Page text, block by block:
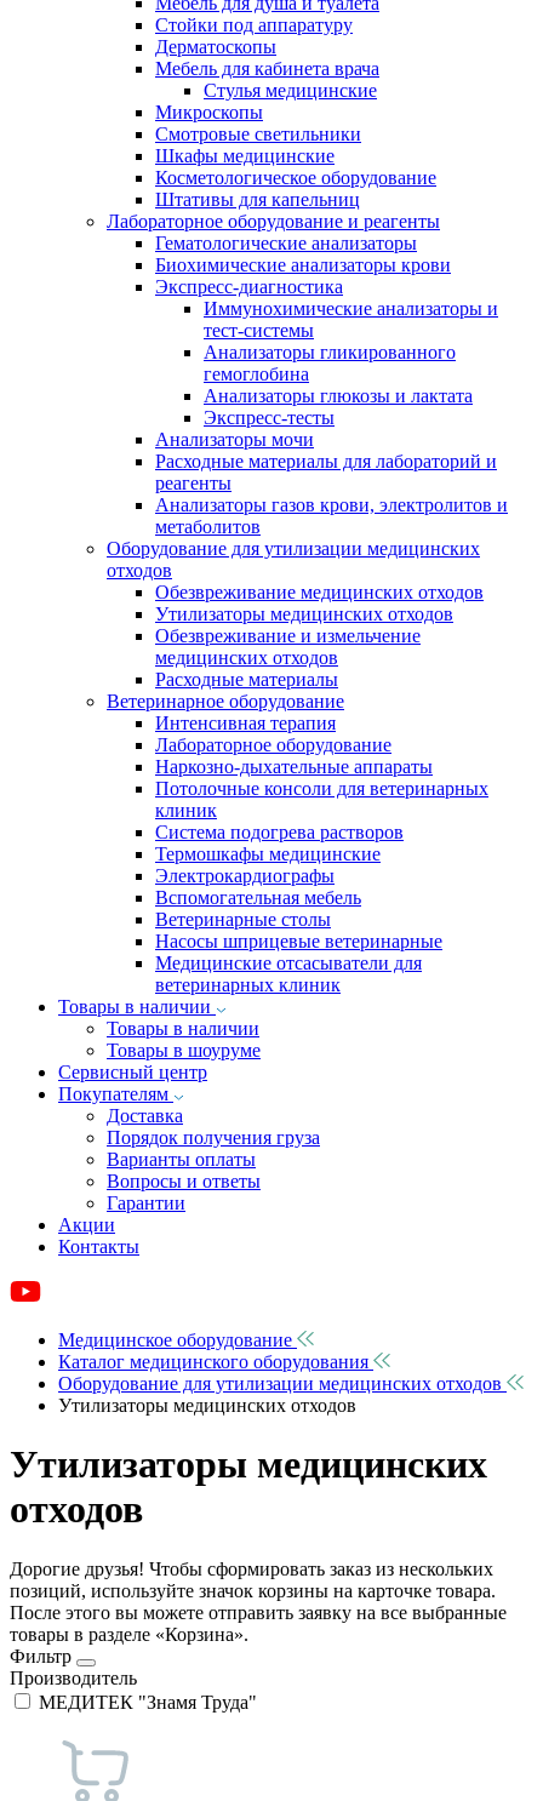
Стойки под аппаратуру
Дерматоскопы
Мебель для кабинета врача
Стулья медицинские
Микроскопы
Смотровые светильники
Шкафы медицинские
Косметологическое оборудование
Штативы для капельниц
Лабораторное оборудование и реагенты
Гематологические анализаторы
Биохимические анализаторы крови
Экспресс-диагностика
Иммунохимические анализаторы и
тест-системы
Анализаторы гликированного
гемоглобина
Анализаторы глюкозы и лактата
Экспресс-тесты
Анализаторы мочи
Расходные материалы для лабораторий и
реагенты
Анализаторы газов крови, электролитов и
метаболитов
Оборудование для утилизации медицинских
отходов
Обезвреживание медицинских отходов
Утилизаторы медицинских отходов
Обезвреживание и измельчение
медицинских отходов
Расходные материалы
Ветеринарное оборудование
Интенсивная терапия
Лабораторное оборудование
Наркозно-дыхательные аппараты
Потолочные консоли для ветеринарных
клиник
Система подогрева растворов
Термошкафы медицинские
Электрокардиографы
Вспомогательная мебель
Ветеринарные столы
Насосы шприцевые ветеринарные
Медицинские отсасыватели для
ветеринарных клиник
Товары в наличии
Товары в наличии
Товары в шоуруме
Сервисный центр
Покупателям
Доставка
Порядок получения груза
Варианты оплаты
Вопросы и ответы
Гарантии
Акции
Контакты
Медицинское оборудование
Каталог медицинского оборудования
Оборудование для утилизации медицинских отходов
Утилизаторы медицинских отходов
Утилизаторы медицинских
отходов
Дорогие друзья! Чтобы сформировать заказ из нескольких
позиций, используйте значок корзины на карточке товара.
После этого вы можете отправить заявку на все выбранные
товары в разделе «Корзина».
Фильтр
Производитель
МЕДИТЕК "Знамя Труда"